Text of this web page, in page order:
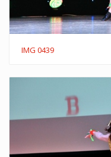
IMG 0439